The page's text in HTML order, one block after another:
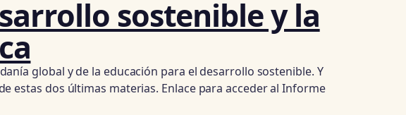
sostenible y la
global y de la educación para el desarrollo sostenible. Y
estas dos últimas materias. Enlace para acceder al Informe